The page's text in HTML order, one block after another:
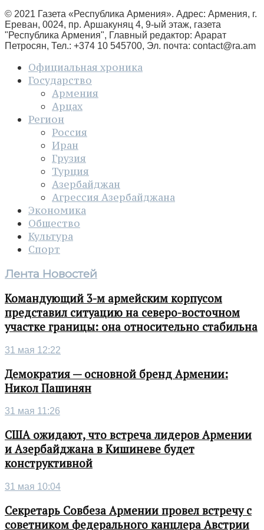
© 2021 Газета «Республика Армения». Адрес: Армения, г.
Ереван, 0024, пр. Аршакуняц 4, 9-ый этаж, газета
"Республика Армения", Главный редактор: Арарат
Петросян, Тел.: +374 10 545700, Эл. почта: contact@ra.am
Официальная хроника
Государство
Армения
Арцах
Регион
Россия
Иран
Грузия
Турция
Азербайджан
Агрессия Азербайджана
Экономика
Общество
Культура
Спорт
Лента Новостей
Командующий 3-м армейским корпусом
представил ситуацию на северо-восточном
участке границы: она относительно стабильна
31 мая 12:22
Демократия — основной бренд Армении:
Никол Пашинян
31 мая 11:26
США ожидают, что встреча лидеров Армении
и Азербайджана в Кишиневе будет
конструктивной
31 мая 10:04
Секретарь Совбеза Армении провел встречу с
советником федерального канцлера Австрии